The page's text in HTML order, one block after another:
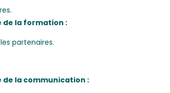
de la formation :
partenaires.
de la communication :